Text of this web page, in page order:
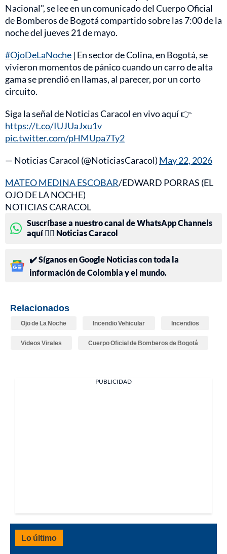
Nacional", se lee en un comunicado del Cuerpo Oficial
de Bomberos de Bogotá compartido sobre las 7:00 de la
noche del jueves 21 de mayo.
#OjoDeLaNoche | En sector de Colina, en Bogotá, se
vivieron momentos de pánico cuando un carro de alta
gama se prendió en llamas, al parecer, por un corto
circuito.
Siga la señal de Noticias Caracol en vivo aquí 👉
https://t.co/IUJUaJxu1v
pic.twitter.com/pHMUpa7Ty2
— Noticias Caracol (@NoticiasCaracol) May 22, 2026
MATEO MEDINA ESCOBAR/EDWARD PORRAS (EL
OJO DE LA NOCHE)
NOTICIAS CARACOL
Suscríbase a nuestro canal de WhatsApp Channels
aquí 👉🏻 Noticias Caracol
✔️ Síganos en Google Noticias con toda la
información de Colombia y el mundo.
Relacionados
Ojo de La Noche Incendio Vehicular Incendios
Videos Virales Cuerpo Oficial de Bomberos de Bogotá
PUBLICIDAD
Lo último